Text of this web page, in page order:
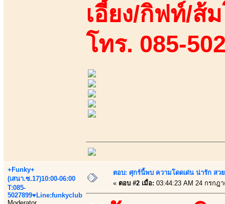
เอี้ยง/กิฟท์/ส้
โทร. 085-
+Funky+
(เสนา.ซ.17)10:00-06:00
T:085-
5027899♥Line:funkyclub
ตอบ: ศุกร์นี้พบ ความโดดเด่น น่ารัก สว
« ตอบ #2 เมื่อ: 03:44:23 AM 24 กรกฎ